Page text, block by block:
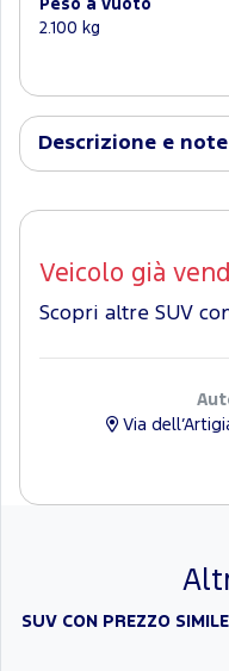
Peso a vuoto
2.100 kg
Descrizione e note
Veicolo già
Scopri altre SUV
Via
SUV CON PREZZO